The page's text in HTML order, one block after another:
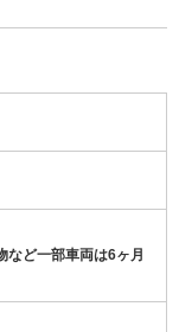
ど一部車両は6ヶ月